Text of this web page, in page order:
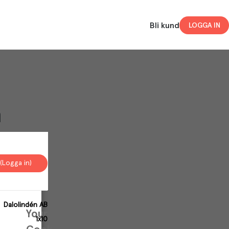
Bli kund LOGGA IN
in)
Dalolindén AB
1x10
Your